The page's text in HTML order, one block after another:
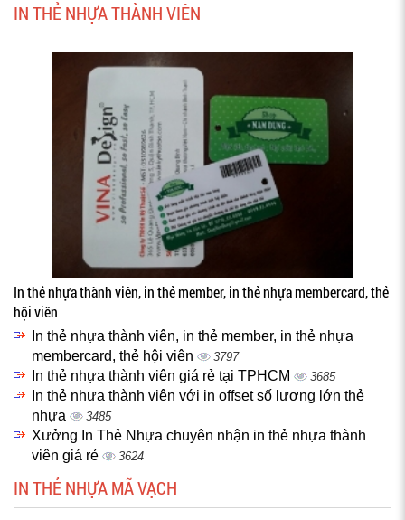
IN THẺ NHỰA THÀNH VIÊN
In thẻ nhựa thành viên, in thẻ member, in thẻ nhựa membercard, thẻ
hội viên
In thẻ nhựa thành viên, in thẻ member, in thẻ nhựa
membercard, thẻ hội viên
3797
In thẻ nhựa thành viên giá rẻ tại TPHCM 3685
In thẻ nhựa thành viên với in offset số lượng lớn thẻ
nhựa
3485
Xưởng In Thẻ Nhựa chuyên nhận in thẻ nhựa thành
viên giá rẻ
3624
IN THẺ NHỰA MÃ VẠCH